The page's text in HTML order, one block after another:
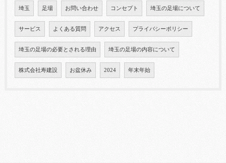
埼玉 足場 お問い合わせ コンセプト 埼玉の足場について
サービス よくある質問 アクセス プライバシーポリシー
埼玉の足場の必要とされる理由 埼玉の足場の内容について
株式会社寿建設 お盆休み 2024 年末年始